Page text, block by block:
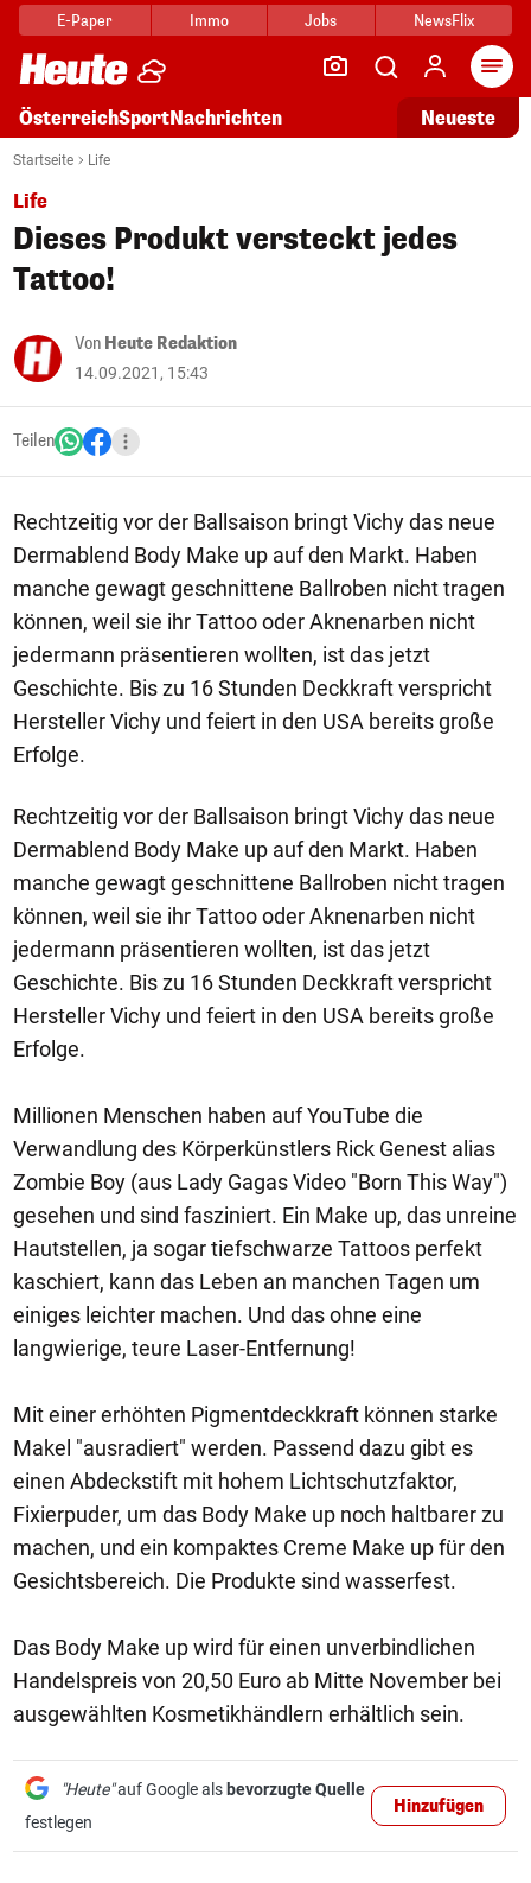
E-Paper Immo Jobs NewsFlix
ÖsterreichSportNachrichten Neueste
Startseite Life
Life
Dieses Produkt versteckt jedes
Tattoo!
Von Heute Redaktion
14.09.2021, 15:43
Teilen
Rechtzeitig vor der Ballsaison bringt Vichy das neue
Dermablend Body Make up auf den Markt. Haben
manche gewagt geschnittene Ballroben nicht tragen
können, weil sie ihr Tattoo oder Aknenarben nicht
jedermann präsentieren wollten, ist das jetzt
Geschichte. Bis zu 16 Stunden Deckkraft verspricht
Hersteller Vichy und feiert in den USA bereits große
Erfolge.
Rechtzeitig vor der Ballsaison bringt Vichy das neue
Dermablend Body Make up auf den Markt. Haben
manche gewagt geschnittene Ballroben nicht tragen
können, weil sie ihr Tattoo oder Aknenarben nicht
jedermann präsentieren wollten, ist das jetzt
Geschichte. Bis zu 16 Stunden Deckkraft verspricht
Hersteller Vichy und feiert in den USA bereits große
Erfolge.
Millionen Menschen haben auf YouTube die
Verwandlung des Körperkünstlers Rick Genest alias
Zombie Boy (aus Lady Gagas Video "Born This Way")
gesehen und sind fasziniert. Ein Make up, das unreine
Hautstellen, ja sogar tiefschwarze Tattoos perfekt
kaschiert, kann das Leben an manchen Tagen um
einiges leichter machen. Und das ohne eine
langwierige, teure Laser-Entfernung!
Mit einer erhöhten Pigmentdeckkraft können starke
Makel "ausradiert" werden. Passend dazu gibt es
einen Abdeckstift mit hohem Lichtschutzfaktor,
Fixierpuder, um das Body Make up noch haltbarer zu
machen, und ein kompaktes Creme Make up für den
Gesichtsbereich. Die Produkte sind wasserfest.
Das Body Make up wird für einen unverbindlichen
Handelspreis von 20,50 Euro ab Mitte November bei
ausgewählten Kosmetikhändlern erhältlich sein.
"Heute"auf Google als bevorzugte Quelle
festlegen
Hinzufügen